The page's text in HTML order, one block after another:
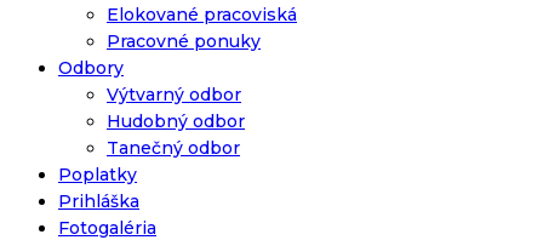
Elokované pracoviská
Pracovné ponuky
Odbory
Výtvarný odbor
Hudobný odbor
Tanečný odbor
Poplatky
Prihláška
Fotogaléria